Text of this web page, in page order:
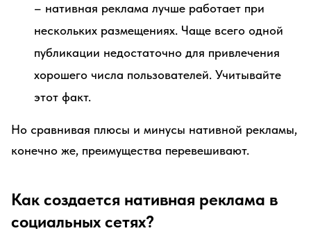
– нативная реклама лучше работает при
нескольких размещениях. Чаще всего одной
публикации недостаточно для привлечения
хорошего числа пользователей. Учитывайте
этот факт.
Но сравнивая плюсы и минусы нативной рекламы,
конечно же, преимущества перевешивают.
Как создается нативная реклама в
социальных сетях?